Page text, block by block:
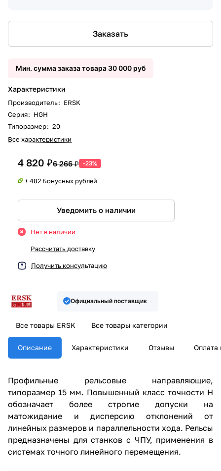
Заказать
Мин. сумма заказа товара 30 000 руб
Характеристики
Производитель: ERSK
Серия: HGH
Типоразмер: 20
Все характеристики
4 820 ₽6 266 ₽ -23%
+ 482 Бонусных рублей
Уведомить о наличии
Нет в наличии
Рассчитать доставку
Получить консультацию
Официальный поставщик
Все товары ERSK Все товары категории
Описание Характеристики Отзывы Оплата
Профильные рельсовые направляющие,
типоразмер 15 мм. Повышенный класс точности H
обозначает более строгие допуски на
матожидание и дисперсию отклонений от
линейных размеров и параллельности хода. Рельсы
предназначены для станков с ЧПУ, применения в
системах точного линейного перемещения.